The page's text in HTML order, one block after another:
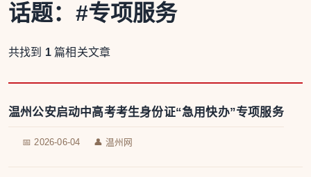
话题： #专项服务
共找到 1 篇相关文章
温州公安启动中高考考生身份证“急用快办”专项服务
📅 2026-06-04 👤 温州网